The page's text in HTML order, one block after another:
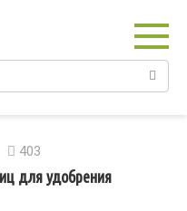
403
для удобрения